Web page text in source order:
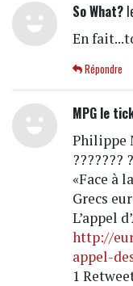
So What?
En
Répondre
MPG le
Philippe
???????
«Face à
Grecs
L’appel
http://
appel-
1